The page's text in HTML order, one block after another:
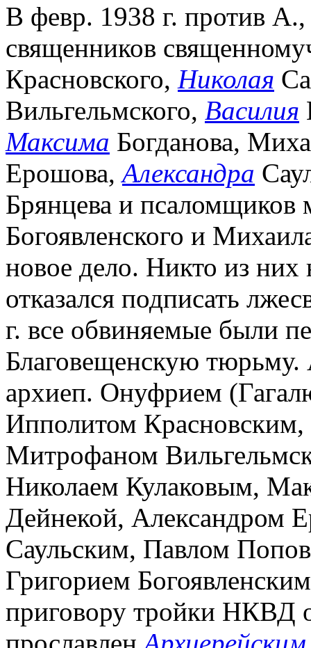
В февр. 1938 г. против
священников
Красновского, Николая
Вильгельмского, Василия
Максима Богданова,
Ерошова,Александра
Брянцева и псаломщиков
Богоявленского и
новое дело. Никто из
отказался подписать
г. все обвиняемые были
Благовещенскую тюрьму.
архиеп. Онуфрием
Ипполитом
Митрофаном
Николаем Кулаковым,
Дейнекой, Александром
Саульским, Павлом
Григорием
приговору тройки НКВД